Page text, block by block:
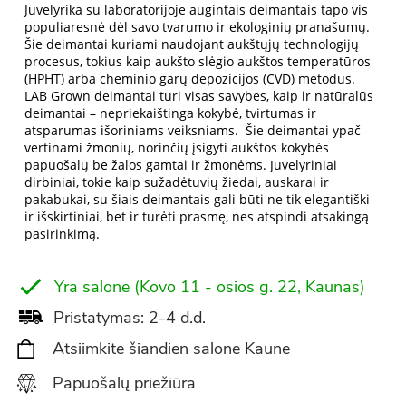
Juvelyrika su laboratorijoje augintais deimantais tapo vis
populiaresnė dėl savo tvarumo ir ekologinių pranašumų.
Šie deimantai kuriami naudojant aukštųjų technologijų
procesus, tokius kaip aukšto slėgio aukštos temperatūros
(HPHT) arba cheminio garų depozicijos (CVD) metodus.
LAB Grown deimantai turi visas savybes, kaip ir natūralūs
deimantai – nepriekaištinga kokybė, tvirtumas ir
atsparumas išoriniams veiksniams. Šie deimantai ypač
vertinami žmonių, norinčių įsigyti aukštos kokybės
papuošalų be žalos gamtai ir žmonėms. Juvelyriniai
dirbiniai, tokie kaip sužadėtuvių žiedai, auskarai ir
pakabukai, su šiais deimantais gali būti ne tik elegantiški
ir išskirtiniai, bet ir turėti prasmę, nes atspindi atsakingą
pasirinkimą.
Yra salone (Kovo 11 - osios g. 22, Kaunas)
Pristatymas: 2-4 d.d.
Atsiimkite šiandien salone Kaune
Papuošalų priežiūra